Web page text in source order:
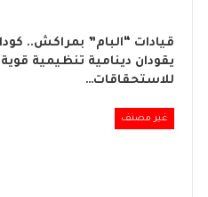
قيادات “البام” بمراكش..
يقودان دينامية تنظيمية
للاستحقاقات…
غير مصنف